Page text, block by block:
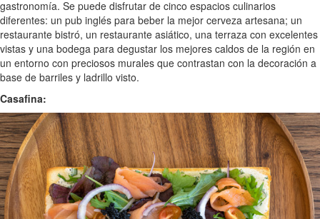
gastronomía. Se puede disfrutar de cinco espacios culinarios
diferentes: un pub inglés para beber la mejor cerveza artesana; un
restaurante bistró, un restaurante asiático, una terraza con excelentes
vistas y una bodega para degustar los mejores caldos de la región en
un entorno con preciosos murales que contrastan con la decoración a
base de barriles y ladrillo visto.
Casafina: